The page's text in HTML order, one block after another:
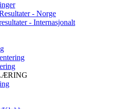
- Norge
- Internasjonalt